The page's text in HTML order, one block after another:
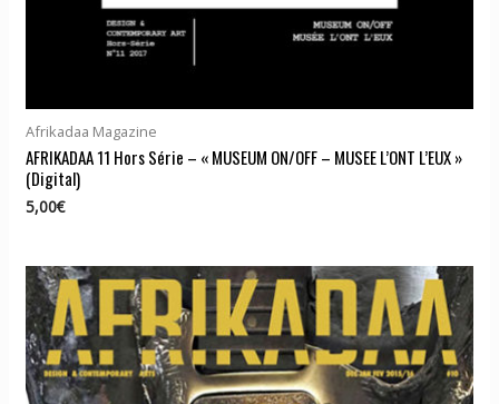
Afrikadaa Magazine
AFRIKADAA 11 Hors Série – « MUSEUM ON/OFF – MUSEE L’ONT L’EUX »
(Digital)
5,00€